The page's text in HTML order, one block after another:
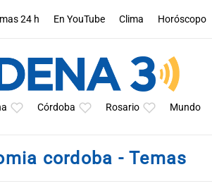
24 h En YouTube Clima Horóscopo
Córdoba Rosario Mundo
cordoba - Temas